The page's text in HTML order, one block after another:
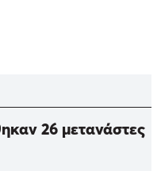
26 μετανάστες